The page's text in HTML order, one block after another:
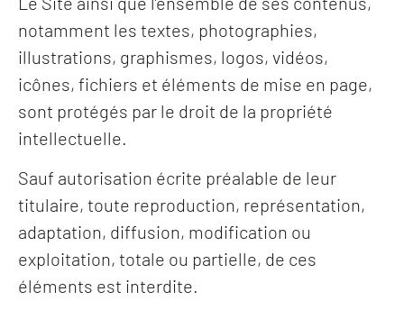
notamment les textes, photographies,
illustrations, graphismes, logos, vidéos,
icônes, fichiers et éléments de mise en page,
sont protégés par le droit de la propriété
intellectuelle.
Sauf autorisation écrite préalable de leur
titulaire, toute reproduction, représentation,
adaptation, diffusion, modification ou
exploitation, totale ou partielle, de ces
éléments est interdite.